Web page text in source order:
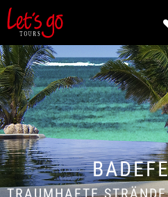
TRAUMHAFTE
Anrede*
Vorname*
Nachname*